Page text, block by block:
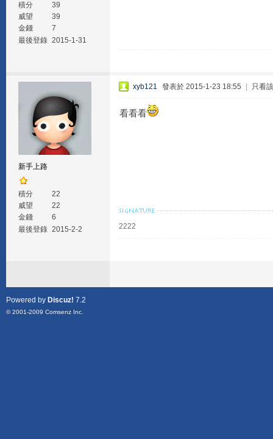
積分
39
威望
39
金錢
7
最後登錄 2015-1-31
新手上路
積分
22
威望
22
金錢
6
最後登錄 2015-2-2
xyb121 發表於 2015-1-23 18:55 只看
看看看
2222
Powered by Discuz! 7.2
© 2001-2009 Comsenz Inc.